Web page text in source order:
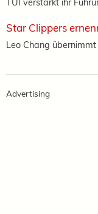
Star Clippers
Leo Chang übernimmt
Advertising